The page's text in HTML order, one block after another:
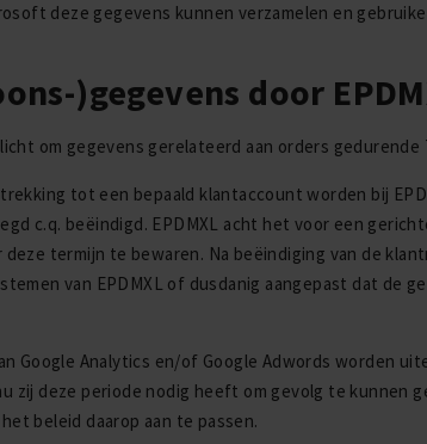
deze gegevens kunnen verzamelen en
)gegevens door
om gegevens gerelateerd aan orders gedurende
tot een bepaald klantaccount worden bij
c.q. beëindigd. EPDMXL acht het voor een
termijn te bewaren. Na beëindiging van de
van EPDMXL of dusdanig aangepast dat de
Google Analytics en/of Google Adwords worden
zij deze periode nodig heeft om gevolg te kunnen
beleid daarop aan te passen.